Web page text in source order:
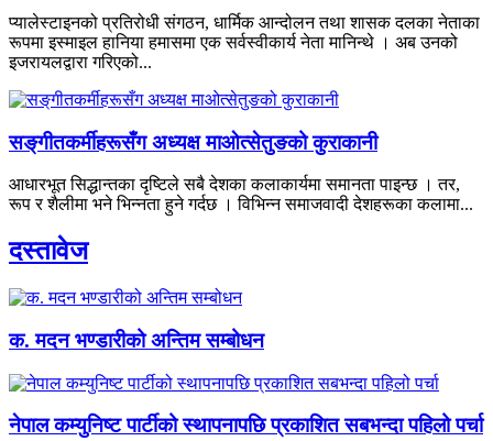
प्यालेस्टाइनको प्रतिरोधी संगठन, धार्मिक आन्दोलन तथा शासक दलका नेताका
रूपमा इस्माइल हानिया हमासमा एक सर्वस्वीकार्य नेता मानिन्थे । अब उनको
इजरायलद्वारा गरिएको...
सङ्‌‌गीतकर्मीहरूसँग अध्यक्ष माओत्सेतुङको कुराकानी
आधारभूत सिद्धान्तका दृष्टिले सबै देशका कलाकार्यमा समानता पाइन्छ । तर,
रूप र शैलीमा भने भिन्नता हुने गर्दछ । विभिन्न समाजवादी देशहरूका कलामा...
दस्तावेज
क. मदन भण्डारीको अन्तिम सम्बोधन
नेपाल कम्युनिष्ट पार्टीको स्थापनापछि प्रकाशित सबभन्दा पहिलो पर्चा